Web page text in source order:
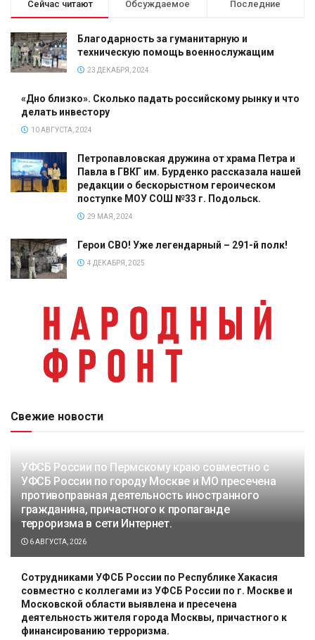
Сейчас читают Обсуждаемое Последние
Благодарность за гуманитарную и
техническую помощь военнослужащим
23 ДЕКАБРЯ, 2024
«Дно близко». Сколько падать российскому рынку и что
делать инвестору
10 АВГУСТА, 2024
Петропавловская дружина от храма Петра и
Павла в ГВКГ им. Бурденко рассказала нашей
редакции о бескорыстном героическом
поступке МОУ СОШ №33 г. Подольск.
29 МАЯ, 2024
Герои СВО! Уже легендарный – 291-й полк!
4 ДЕКАБРЯ, 2025
Свежие новости
УФСБ России по Пермскому краю совместно с
УФСБ России по городу Москве и МО пресечена
противоправная деятельность иностранного
гражданина, причастного к пропаганде
терроризма в сети Интернет.
6 АВГУСТА, 2026
Сотрудниками УФСБ России по Республике Хакасия
совместно с коллегами из УФСБ России по г. Москве и
Московской области выявлена и пресечена
деятельность жителя города Москвы, причастного к
финансированию терроризма.